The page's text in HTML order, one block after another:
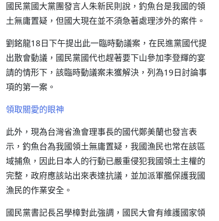
國民黨國大黨團發言人朱新民則說，釣魚台是我國的領
土無庸置疑，但國大現在並不須急著處理涉外的案件。
劉銘龍18日下午提出此一臨時動議案，在民進黨國代提
出散會動議，國民黨國代也趕著要下山參加李登輝的宴
請的情形下，該臨時動議案未獲解決，列為19日討論事
項的第一案。
領取關愛的眼神
此外，現為台灣省漁會理事長的國代鄭美蘭也發言表
示，釣魚台為我國領土無庸置疑，我國漁民也常在該區
域捕魚，因此日本人的行動已嚴重侵犯我國領土主權的
完整，政府應該站出來表達抗議，並加派軍艦保護我國
漁民的作業安全。
國民黨書記長呂學樟對此強調，國民大會有維護國家領